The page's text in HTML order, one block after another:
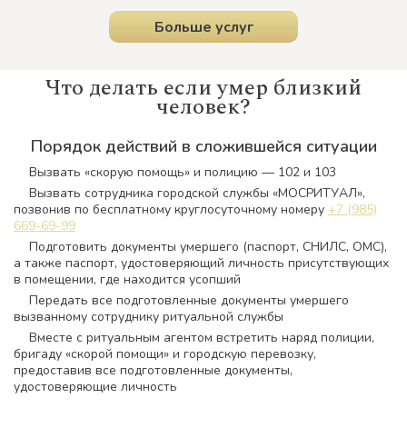
Больше услуг
Что делать если умер близкий
человек?
Порядок действий в сложившейся ситуации
Вызвать «скорую помощь» и полицию — 102 и 103
Вызвать сотрудника городской службы «МОСРИТУАЛ»,
позвонив по бесплатному круглосуточному номеру +7 (985)
669-69-99
Подготовить документы умершего (паспорт, СНИЛС, ОМС),
а также паспорт, удостоверяющий личность присутствующих
в помещении, где находится усопший
Передать все подготовленные документы умершего
вызванному сотруднику ритуальной службы
Вместе с ритуальным агентом встретить наряд полиции,
бригаду «скорой помощи» и городскую перевозку,
предоставив все подготовленные документы,
удостоверяющие личность